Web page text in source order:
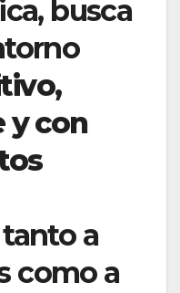
busca
y con
a
como a